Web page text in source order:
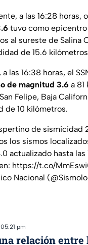
a las 16:28 horas,
tuvo como epicentro
al sureste de Salina
de 15.6
las 16:38 horas, el
de magnitud 3.6 a
Felipe, Baja
de 10 kilómetros.
de
los sismos
actualizado hasta las
https://t.co/
Nacional
pm
relación entre